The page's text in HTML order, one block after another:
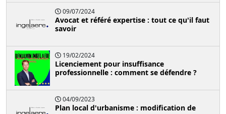
09/07/2024
Avocat et référé expertise : tout ce qu'il faut
savoir
19/02/2024
Licenciement pour insuffisance
professionnelle : comment se défendre ?
04/09/2023
Plan local d'urbanisme : modification de